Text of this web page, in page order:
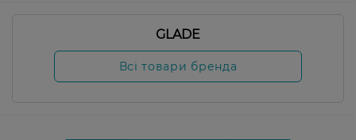
GLADE
Всі товари бренда